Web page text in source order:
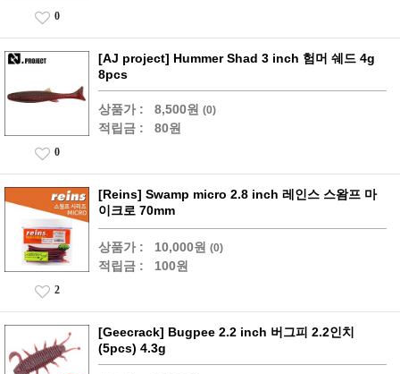
0
[AJ project] Hummer Shad 3 inch 험머 쉐드 4g
8pcs
상품가 : 8,500원 (0)
적립금 : 80원
0
[Reins] Swamp micro 2.8 inch 레인스 스왐프 마
이크로 70mm
상품가 : 10,000원 (0)
적립금 : 100원
2
[Geecrack] Bugpee 2.2 inch 버그피 2.2인치
(5pcs) 4.3g